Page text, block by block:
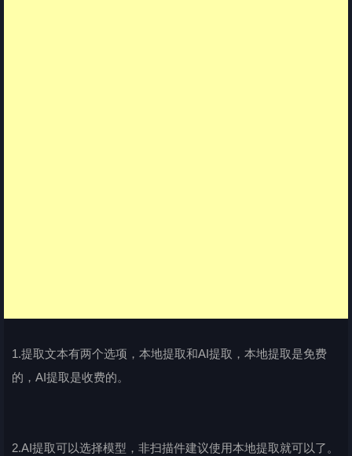
1.提取文本有两个选项，本地提取和AI提取，本地提取是免费
的，AI提取是收费的。
2.AI提取可以选择模型，非扫描件建议使用本地提取就可以了。